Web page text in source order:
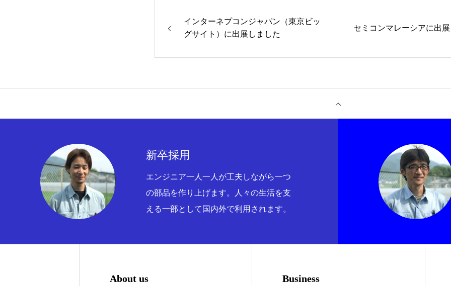
インターネプコンジャパン（東京ビッ
グサイト）に出展しました
セミコンマレーシアに出
新卒採用
エンジニア一人一人が工夫しながら一つ
の部品を作り上げます。人々の生活を支
える一部として国内外で利用されます。
About us Business